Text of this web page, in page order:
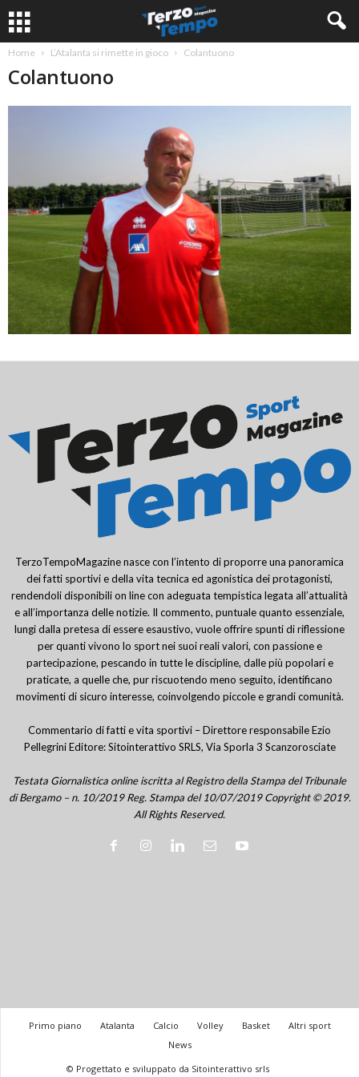
Home L’Atalanta si rimette in gioco Colantuono
Colantuono
TerzoTempoMagazine nasce con l’intento di proporre una panoramica
dei fatti sportivi e della vita tecnica ed agonistica dei protagonisti,
rendendoli disponibili on line con adeguata tempistica legata all’attualità
e all’importanza delle notizie. Il commento, puntuale quanto essenziale,
lungi dalla pretesa di essere esaustivo, vuole offrire spunti di riflessione
per quanti vivono lo sport nei suoi reali valori, con passione e
partecipazione, pescando in tutte le discipline, dalle più popolari e
praticate, a quelle che, pur riscuotendo meno seguito, identificano
movimenti di sicuro interesse, coinvolgendo piccole e grandi comunità.
Commentario di fatti e vita sportivi – Direttore responsabile Ezio
Pellegrini Editore: Sitointerattivo SRLS, Via Sporla 3 Scanzorosciate
Testata Giornalistica online iscritta al Registro della Stampa del Tribunale
di Bergamo – n. 10/2019 Reg. Stampa del 10/07/2019 Copyright © 2019.
All Rights Reserved.
Primo piano Atalanta Calcio Volley Basket
Altri sport
News
© Progettato e sviluppato da Sitointerattivo srls